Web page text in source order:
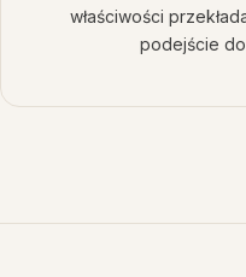
właściwości
podejście